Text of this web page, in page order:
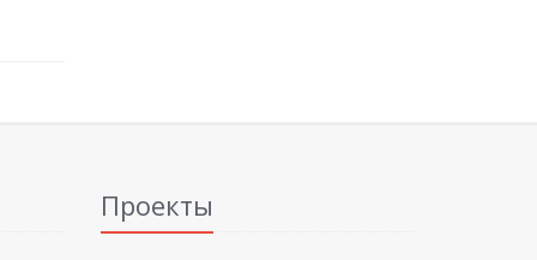
Проекты